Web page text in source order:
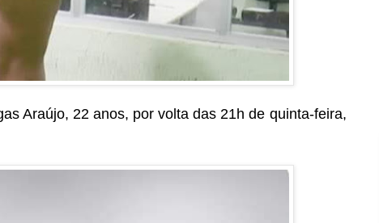
Araújo, 22 anos, por volta das 21h de quinta-feira,